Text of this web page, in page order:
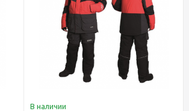
В наличии